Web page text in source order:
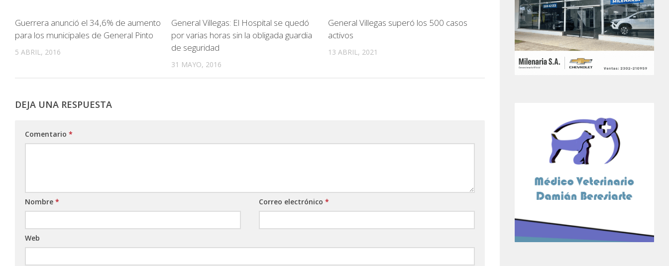
Guerrera anunció el 34,6% de aumento
para los municipales de General Pinto
5 ABRIL, 2016
General Villegas: El Hospital se quedó
por varias horas sin la obligada guardia
de seguridad
31 MAYO, 2016
General Villegas superó los 500 casos
activos
13 ABRIL, 2021
DEJA UNA RESPUESTA
Comentario *
Nombre * Correo electrónico*
Web